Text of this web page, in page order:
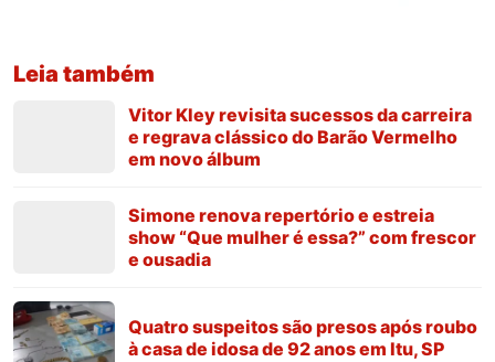
Leia também
Vitor Kley revisita sucessos da carreira
e regrava clássico do Barão Vermelho
em novo álbum
Simone renova repertório e estreia
show “Que mulher é essa?” com frescor
e ousadia
Quatro suspeitos são presos após roubo
à casa de idosa de 92 anos em Itu, SP